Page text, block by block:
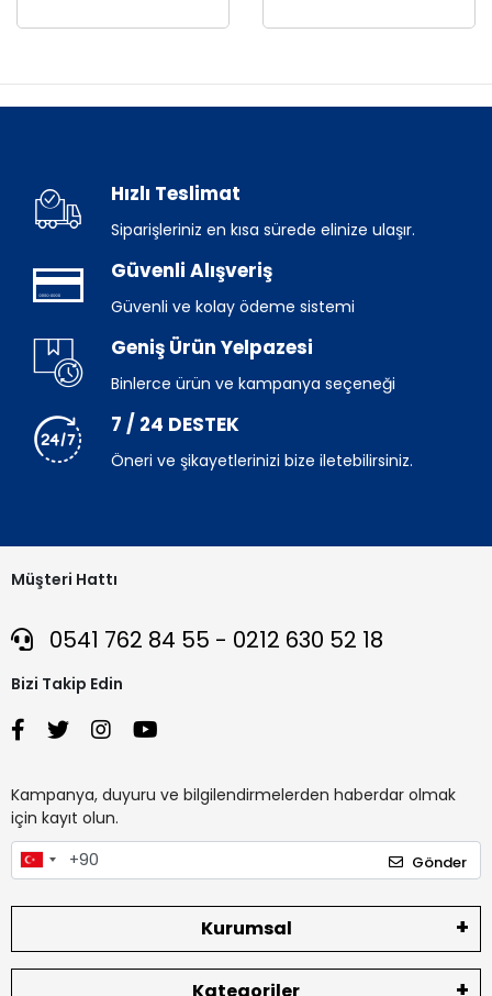
Hızlı Teslimat
Siparişleriniz en kısa sürede elinize ulaşır.
Güvenli Alışveriş
Güvenli ve kolay ödeme sistemi
Geniş Ürün Yelpazesi
Binlerce ürün ve kampanya seçeneği
7 / 24 DESTEK
Öneri ve şikayetlerinizi bize iletebilirsiniz.
Müşteri Hattı
0541 762 84 55 - 0212 630 52 18
Bizi Takip Edin
Kampanya, duyuru ve bilgilendirmelerden haberdar olmak
için kayıt olun.
Gönder
Kurumsal